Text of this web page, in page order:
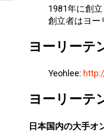
1981年に創
創立者はヨー
ヨーリーテ
Yeohlee:
ヨーリーテ
日本国内の大手オ